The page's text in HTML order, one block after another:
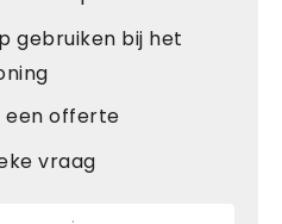
gebruiken bij het
een offerte
vraag